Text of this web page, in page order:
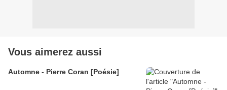
Vous aimerez aussi
Automne - Pierre Coran [Poésie]